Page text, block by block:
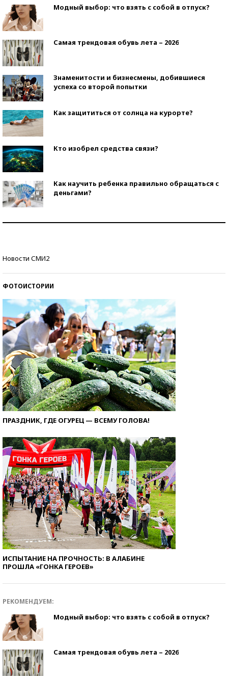
Модный выбор: что взять с собой в отпуск?
Самая трендовая обувь лета – 2026
Знаменитости и бизнесмены, добившиеся
успеха со второй попытки
Как защититься от солнца на курорте?
Кто изобрел средства связи?
Как научить ребенка правильно обращаться с
деньгами?
Новости СМИ2
ФОТОИСТОРИИ
ПРАЗДНИК, ГДЕ ОГУРЕЦ — ВСЕМУ ГОЛОВА!
ИСПЫТАНИЕ НА ПРОЧНОСТЬ: В АЛАБИНЕ
ПРОШЛА «ГОНКА ГЕРОЕВ»
РЕКОМЕНДУЕМ:
Модный выбор: что взять с собой в отпуск?
Самая трендовая обувь лета – 2026